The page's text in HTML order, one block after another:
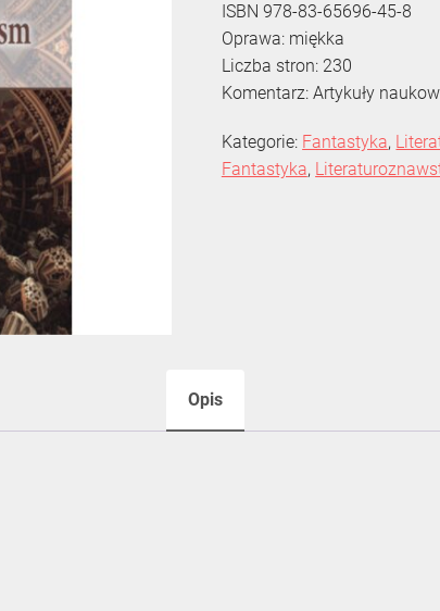
ISBN 978-83-65696-45-8
Oprawa: miękka
Liczba stron: 230
Komentarz: Artykuły
Kategorie: Fantastyka,
Fantastyka,
Opis